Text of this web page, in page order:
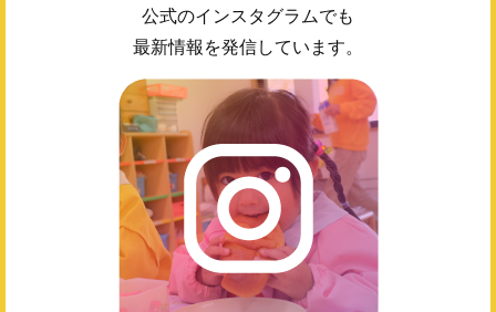
公式のインスタグラムでも
最新情報を発信しています。